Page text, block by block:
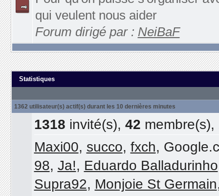
qui veulent nous aider
Forum dirigé par : NeiBaF
Statistiques
1362 utilisateur(s) actif(s) durant les 10 dernières minutes
1318 invité(s), 42 membre(s),
Maxi00, succo, fxch,
98, Ja!, Eduardo Balladurinho
Supra92, Monjoie St Germain